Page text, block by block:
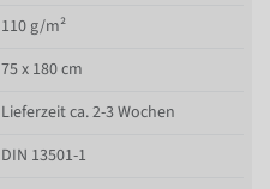
110 g/m²
75 x 180 cm
Lieferzeit ca. 2-3 Wochen
DIN 13501-1